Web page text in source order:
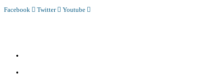
Facebook
Twitter Youtube